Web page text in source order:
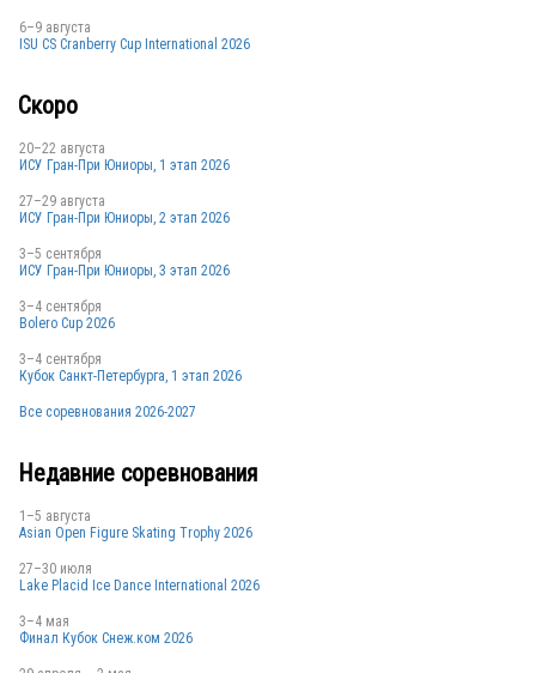
RUS
RUS
6–9 августа
ISU CS Cranberry Cup International 2026
Скоро
20–22 августа
ИСУ Гран-При Юниоры, 1 этап 2026
27–29 августа
ИСУ Гран-При Юниоры, 2 этап 2026
3–5 сентября
ИСУ Гран-При Юниоры, 3 этап 2026
3–4 сентября
Bolero Cup 2026
3–4 сентября
Кубок Санкт-Петербурга, 1 этап 2026
Все соревнования 2026-2027
Недавние соревнования
1–5 августа
Asian Open Figure Skating Trophy 2026
27–30 июля
Lake Placid Ice Dance International 2026
3–4 мая
Финал Кубок Снеж.ком 2026